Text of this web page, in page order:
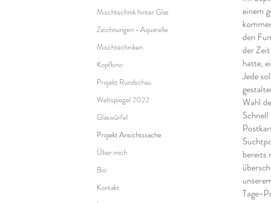
einem
den
der
hatte,
Jede
Wahl
bereits
Tage-
Mischtechnik hinter Glas
Zeichnungen - Aquarelle
Mischtechniken
Kopfkino
Projekt Rundschau
Weltspiegel 2022
Glaswürfel
Projekt Ansichtssache
Über mich
Bio
Kontakt